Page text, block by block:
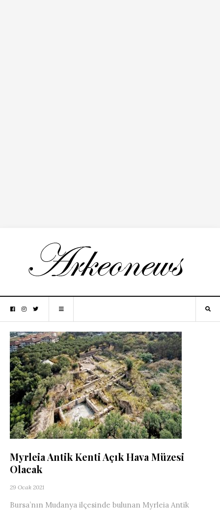
Myrleia Antik Kenti Açık Hava Müzesi
Olacak
29 Ocak 2021
Bursa’nın Mudanya ilçesinde bulunan Myrleia Antik